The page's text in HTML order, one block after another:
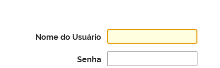
Nome do Usuário
Senha